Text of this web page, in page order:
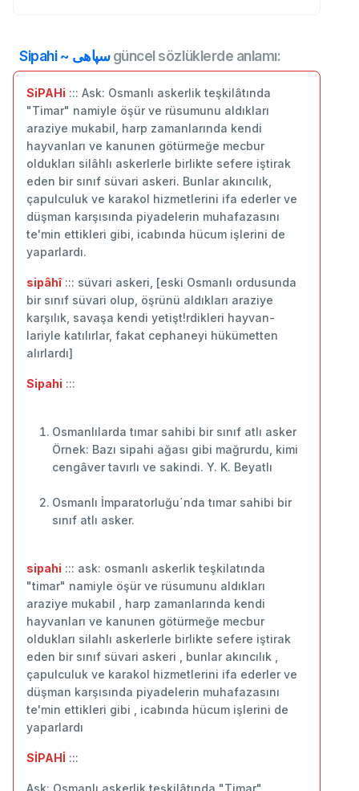
Sipahi ~ سپاهیgüncel sözlüklerde anlamı:
SiPAHi ::: Ask: Osmanlı askerlik teşkilâtında
"Timar" namiyle öşür ve rüsumunu aldıkları
araziye mukabil, harp zamanlarında kendi
hayvanları ve kanunen götürmeğe mecbur
oldukları silâhlı askerlerle birlikte sefere iştirak
eden bir sınıf süvari askeri. Bunlar akıncılık,
çapulculuk ve karakol hizmetlerini ifa ederler ve
düşman karşısında piyadelerin muhafazasını
te'min ettikleri gibi, icabında hücum işlerini de
yaparlardı.
sipâhî::: süvari askeri, [eski Osmanlı ordusunda
bir sınıf süvari olup, öşrünü aldıkları araziye
karşılık, savaşa kendi yetişt!rdikleri hayvan-
lariyle katılırlar, fakat cephaneyi hükümetten
alırlardı]
Sipahi :::
Osmanlılarda tımar sahibi bir sınıf atlı asker
Örnek: Bazı sipahi ağası gibi mağrurdu, kimi
cengâver tavırlı ve sakindi. Y. K. Beyatlı
Osmanlı İmparatorluğu´nda tımar sahibi bir
sınıf atlı asker.
sipahi ::: ask: osmanlı askerlik teşkilatında
"timar" namiyle öşür ve rüsumunu aldıkları
araziye mukabil , harp zamanlarında kendi
hayvanları ve kanunen götürmeğe mecbur
oldukları silahlı askerlerle birlikte sefere iştirak
eden bir sınıf süvari askeri , bunlar akıncılık ,
çapulculuk ve karakol hizmetlerini ifa ederler ve
düşman karşısında piyadelerin muhafazasını
te'min ettikleri gibi , icabında hücum işlerini de
yaparlardı
SİPAHİ :::
Ask: Osmanlı askerlik teşkilâtında "Timar"